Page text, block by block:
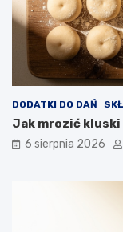
a
w
n
a
j
DODATKI DO DAŃ
Jak mrozić kluski
6 sierpnia 2026